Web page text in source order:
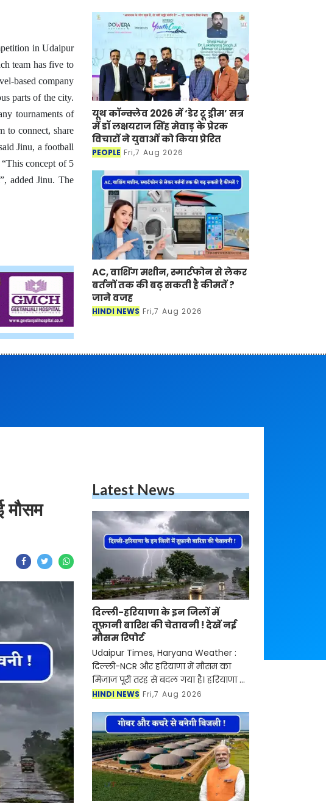
in Udaipur
team has five to
based company
parts of the city.
tournaments of
to connect, share
Jinu, a football
concept of 5
added Jinu. The
यूथ कॉन्क्लेव 2026 में ‘डेर टू ड्रीम’ सत्र
में डॉ लक्षयराज सिंह मेवाड़ के प्रेरक
विचारों ने युवाओं को किया प्रेरित
PEOPLE Fri,7 Aug 2026
AC, वाशिंग मशीन, स्मार्टफोन से लेकर
बर्तनों तक की बढ़ सकती है कीमतें ?
जाने वजह
HINDI NEWS Fri,7 Aug 2026
मौसम
Latest News
दिल्ली-हरियाणा के इन जिलों में
तूफ़ानी बारिश की चेतावनी ! देखें नई
मौसम रिपोर्ट
Udaipur Times, Haryana Weather :
दिल्ली-NCR और हरियाणा में मौसम का
मिजाज पूरी तरह से बदल गया है। हरियाणा में
आज बारिश का पूरा माहौल बना हुआ है हर
कुछ घंटों में बार
HINDI NEWS Fri,7 Aug 2026